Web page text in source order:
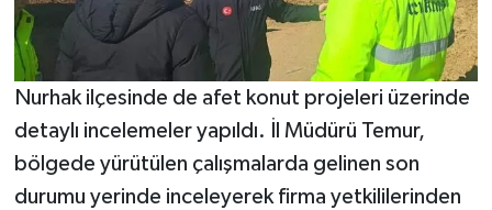
Nurhak ilçesinde de afet konut projeleri üzerinde
detaylı incelemeler yapıldı. İl Müdürü Temur,
bölgede yürütülen çalışmalarda gelinen son
durumu yerinde inceleyerek firma yetkililerinden